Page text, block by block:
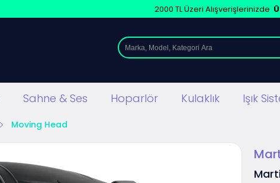
2000 TL Üzeri Alışverişlerinizde
Sahne & Ses Hoparlör Kulaklık Işık
Moving Head